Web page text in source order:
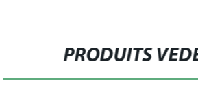
PRODUITS